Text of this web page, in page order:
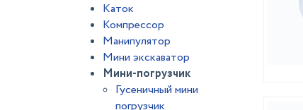
Каток
Компрессор
Манипулятор
Мини экскаватор
Мини-погрузчик
Гусеничный мини
погрузчик